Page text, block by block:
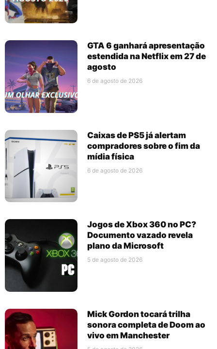
GTA 6 ganhará apresentação
estendida na Netflix em 27 de
agosto
6 de agosto de 2026
Caixas de PS5 já alertam
compradores sobre o fim da
mídia física
6 de agosto de 2026
Jogos de Xbox 360 no PC?
Documento vazado revela
plano da Microsoft
5 de agosto de 2026
Mick Gordon tocará trilha
sonora completa de Doom ao
vivo em Manchester